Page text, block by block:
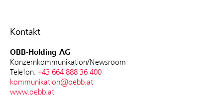
Kontakt
ÖBB-Holding AG
Konzernkommunikation/Newsroom
Telefon: +43 664 888 36 400
kommunikation@oebb.at
www.oebb.at